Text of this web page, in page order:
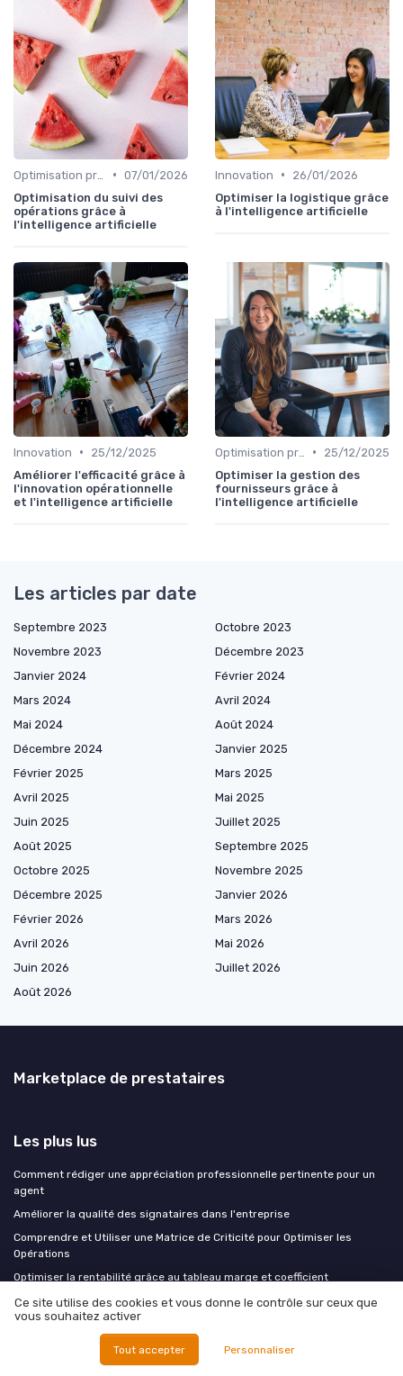
• 07/01/2026
Optimisation du suivi des
opérations grâce à
l'intelligence artificielle
Innovation •
26/01/2026
Optimiser la logistique grâce
à l'intelligence artificielle
Innovation •
25/12/2025
Améliorer l'efficacité grâce à
l'innovation opérationnelle
et l'intelligence artificielle
•
25/12/2025
Optimiser la gestion des
fournisseurs grâce à
l'intelligence artificielle
Les articles par date
Septembre 2023
Octobre 2023
Novembre 2023
Décembre 2023
Janvier 2024
Février 2024
Mars 2024
Avril 2024
Mai 2024
Août 2024
Décembre 2024
Janvier 2025
Février 2025
Mars 2025
Avril 2025
Mai 2025
Juin 2025
Juillet 2025
Août 2025
Septembre 2025
Octobre 2025
Novembre 2025
Décembre 2025
Janvier 2026
Février 2026
Mars 2026
Avril 2026
Mai 2026
Juin 2026
Juillet 2026
Août 2026
Marketplace de prestataires
Les plus lus
Comment rédiger une appréciation professionnelle pertinente pour un
agent
Améliorer la qualité des signataires dans l'entreprise
Comprendre et Utiliser une Matrice de Criticité pour Optimiser les
Opérations
Optimiser la rentabilité grâce au tableau marge et coefficient
L'importance des systèmes d'information de gestion en entreprise
Les derniers articles
Ce site utilise des cookies et vous donne le contrôle sur ceux que
vous souhaitez activer
Tout accepter Personnaliser